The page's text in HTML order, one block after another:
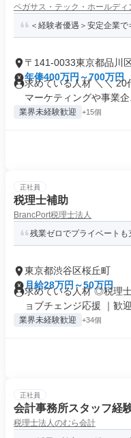
ペガサス・テック・ホールディ
＜経験者優遇＞安定企業
〒141-0033東京都品川
年俸400万円～700万円
求めている人材 ＼＼ 20
マーケティングや事業企
業界未経験歓迎 +15個
正社員
税理士補助
BrancPort税理士法人
残業ゼロでプライベートも
東京都渋谷区桜丘町
月給28万円～50万円
求めている人材 ◎税理
ョブチェンジ応援 ｜歓迎
業界未経験歓迎 +34個
正社員
会計事務所スタッフ経
税理士法人のむら会計